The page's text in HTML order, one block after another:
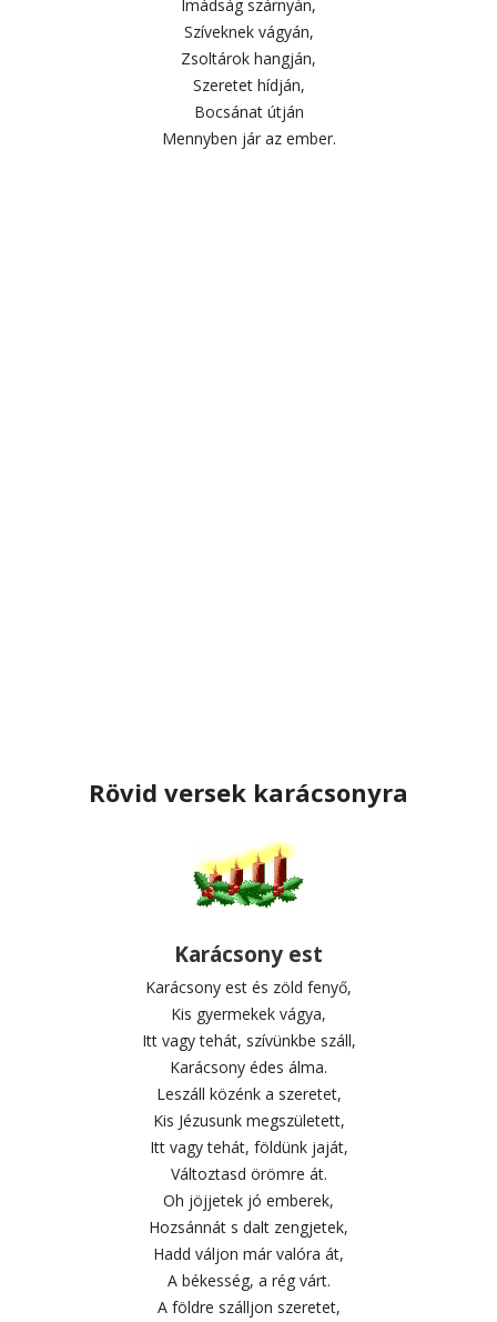
Imádság szárnyán,
Szíveknek vágyán,
Zsoltárok hangján,
Szeretet hídján,
Bocsánat útján
Mennyben jár az ember.
Rövid versek karácsonyra
Karácsony est
Karácsony est és zöld fenyő,
Kis gyermekek vágya,
Itt vagy tehát, szívünkbe száll,
Karácsony édes álma.
Leszáll közénk a szeretet,
Kis Jézusunk megszületett,
Itt vagy tehát, földünk jaját,
Változtasd örömre át.
Oh jöjjetek jó emberek,
Hozsánnát s dalt zengjetek,
Hadd váljon már valóra át,
A békesség, a rég várt.
A földre szálljon szeretet,